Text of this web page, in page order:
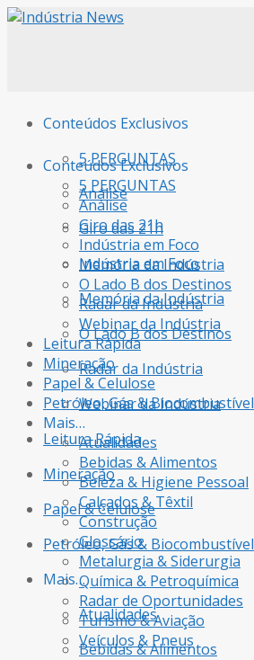
Conteúdos Exclusivos
5 PERGUNTAS
Análise
Giro das 21h
Indústria em Foco
Memória da Indústria
O Lado B dos Destinos
Radar da Indústria
Webinar da Indústria
Leitura Rápida
Mineração
Papel & Celulose
Petróleo, Gás & Biocombustível
Mais…
Atualidades
Bebidas & Alimentos
Conteúdos Exclusivos
5 PERGUNTAS
Análise
Giro das 21h
Indústria em Foco
Memória da Indústria
O Lado B dos Destinos
Radar da Indústria
Webinar da Indústria
Leitura Rápida
Mineração
Papel & Celulose
Petróleo, Gás & Biocombustível
Mais…
Atualidades
Bebidas & Alimentos
Beleza & Higiene Pessoal
Calçados & Têxtil
Construção
Glossário
Metalurgia & Siderurgia
Química & Petroquímica
Radar de Oportunidades
Turismo & Aviação
Veículos & Pneus